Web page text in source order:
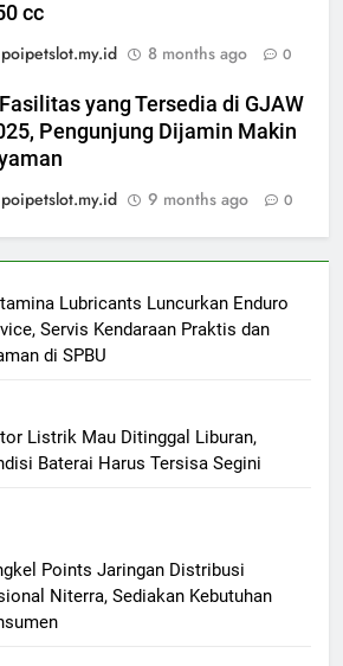
cc
poipetslot.my.id
8 months ago 0
yang Tersedia di GJAW
Pengunjung Dijamin Makin
poipetslot.my.id
9 months ago 0
Lubricants Luncurkan Enduro
Servis Kendaraan Praktis dan
di SPBU
Listrik Mau Ditinggal Liburan,
Baterai Harus Tersisa Segini
Points Jaringan Distribusi
Niterra, Sediakan Kebutuhan